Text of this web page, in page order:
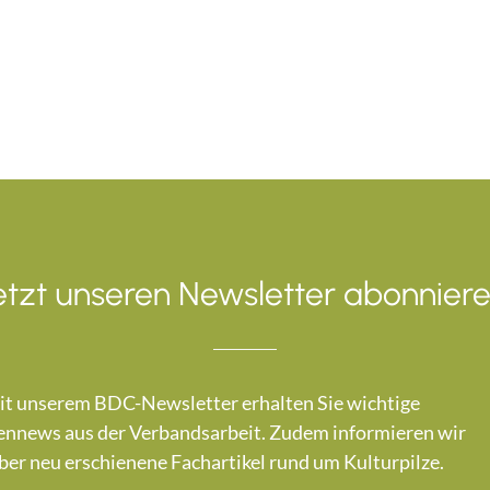
unseren Newsletter
unserem BDC-Newsletter erhalten Sie wichtige
aus der Verbandsarbeit. Zudem informieren wir
neu erschienene Fachartikel rund um Kulturpilze.